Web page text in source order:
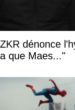
ZKR dénonce
a que Maes..."